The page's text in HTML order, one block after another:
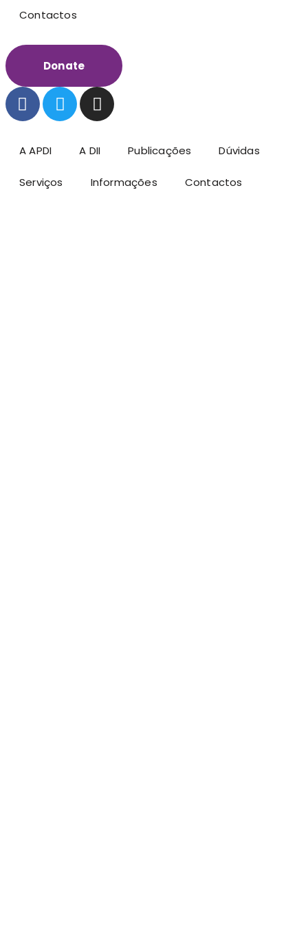
Contactos
Donate
A APDI A DII Publicações Dúvidas
Serviços Informações Contactos